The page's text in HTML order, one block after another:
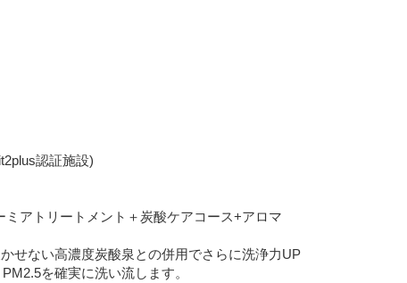
認証施設)
ミアトリートメント＋炭酸ケアコース+アロマ
せない高濃度炭酸泉との併用でさらに洗浄力UP
を確実に洗い流します。